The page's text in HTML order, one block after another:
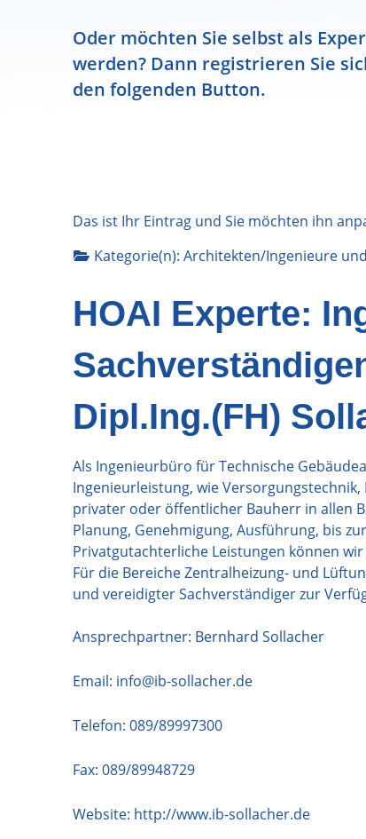
Oder möchten Sie selbst als
werden? Dann registrieren Sie
den folgenden Button.
Das ist Ihr Eintrag und Sie möchten ihn
Kategorie(n): Architekten/Ingenieure und
HOAI Experte:
Dipl.Ing.(FH)
Als Ingenieurbüro für Technische
Ingenieurleistung, wie
privater oder öffentlicher Bauherr in allen
Planung, Genehmigung, Ausführung, bis
Privatgutachterliche Leistungen können
Für die Bereiche Zentralheizung- und
und vereidigter Sachverständiger zur
Ansprechpartner: Bernhard Sollacher
Email: info@ib-sollacher.de
Telefon: 089/89997300
Fax: 089/89948729
Website: http://www.ib-sollacher.de